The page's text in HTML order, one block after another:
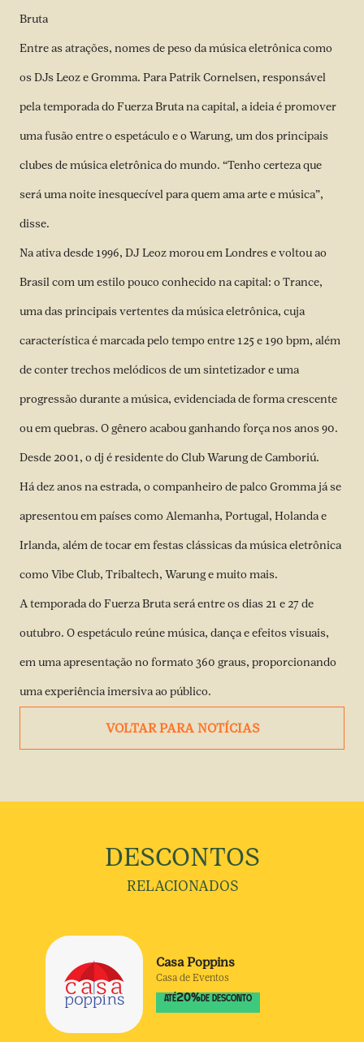
Bruta
Entre as atrações, nomes de peso da música eletrônica como
os DJs Leoz e Gromma. Para Patrik Cornelsen, responsável
pela temporada do Fuerza Bruta na capital, a ideia é promover
uma fusão entre o espetáculo e o Warung, um dos principais
clubes de música eletrônica do mundo. “Tenho certeza que
será uma noite inesquecível para quem ama arte e música”,
disse.
Na ativa desde 1996, DJ Leoz morou em Londres e voltou ao
Brasil com um estilo pouco conhecido na capital: o Trance,
uma das principais vertentes da música eletrônica, cuja
característica é marcada pelo tempo entre 125 e 190 bpm, além
de conter trechos melódicos de um sintetizador e uma
progressão durante a música, evidenciada de forma crescente
ou em quebras. O gênero acabou ganhando força nos anos 90.
Desde 2001, o dj é residente do Club Warung de Camboriú.
Há dez anos na estrada, o companheiro de palco Gromma já se
apresentou em países como Alemanha, Portugal, Holanda e
Irlanda, além de tocar em festas clássicas da música eletrônica
como Vibe Club, Tribaltech, Warung e muito mais.
A temporada do Fuerza Bruta será entre os dias 21 e 27 de
outubro. O espetáculo reúne música, dança e efeitos visuais,
em uma apresentação no formato 360 graus, proporcionando
uma experiência imersiva ao público.
VOLTAR PARA NOTÍCIAS
DESCONTOS
RELACIONADOS
Casa Poppins
Casa de Eventos
ATÉ20% DE DESCONTO